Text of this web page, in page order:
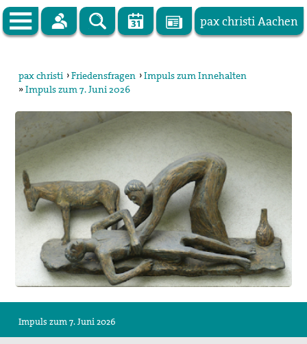
pax christi Aachen
pax christi Deutsche Sektion
Themen
Kampagnen
Publikationen
Facebook
Kontakt
Impressum
Suche
pax christi ›Friedensfragen ›Impuls zum Innehalten
»Impuls zum 7. Juni 2026
Impuls zum 7. Juni 2026